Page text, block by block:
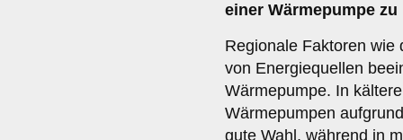
einer Wärmepumpe
Regionale Faktoren wie
von Energiequellen
Wärmepumpe. In
Wärmepumpen
gute Wahl, während in